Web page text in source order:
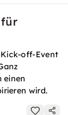
für
off-Event
einen
wird.